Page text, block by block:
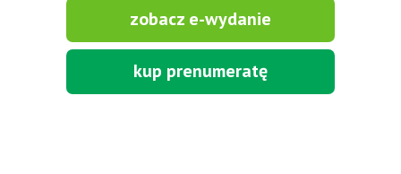
zobacz e-wydanie
kup prenumeratę